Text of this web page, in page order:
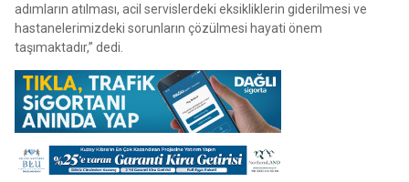
adımların atılması, acil servislerdeki eksikliklerin giderilmesi ve
hastanelerimizdeki sorunların çözülmesi hayati önem
taşımaktadır,” dedi.